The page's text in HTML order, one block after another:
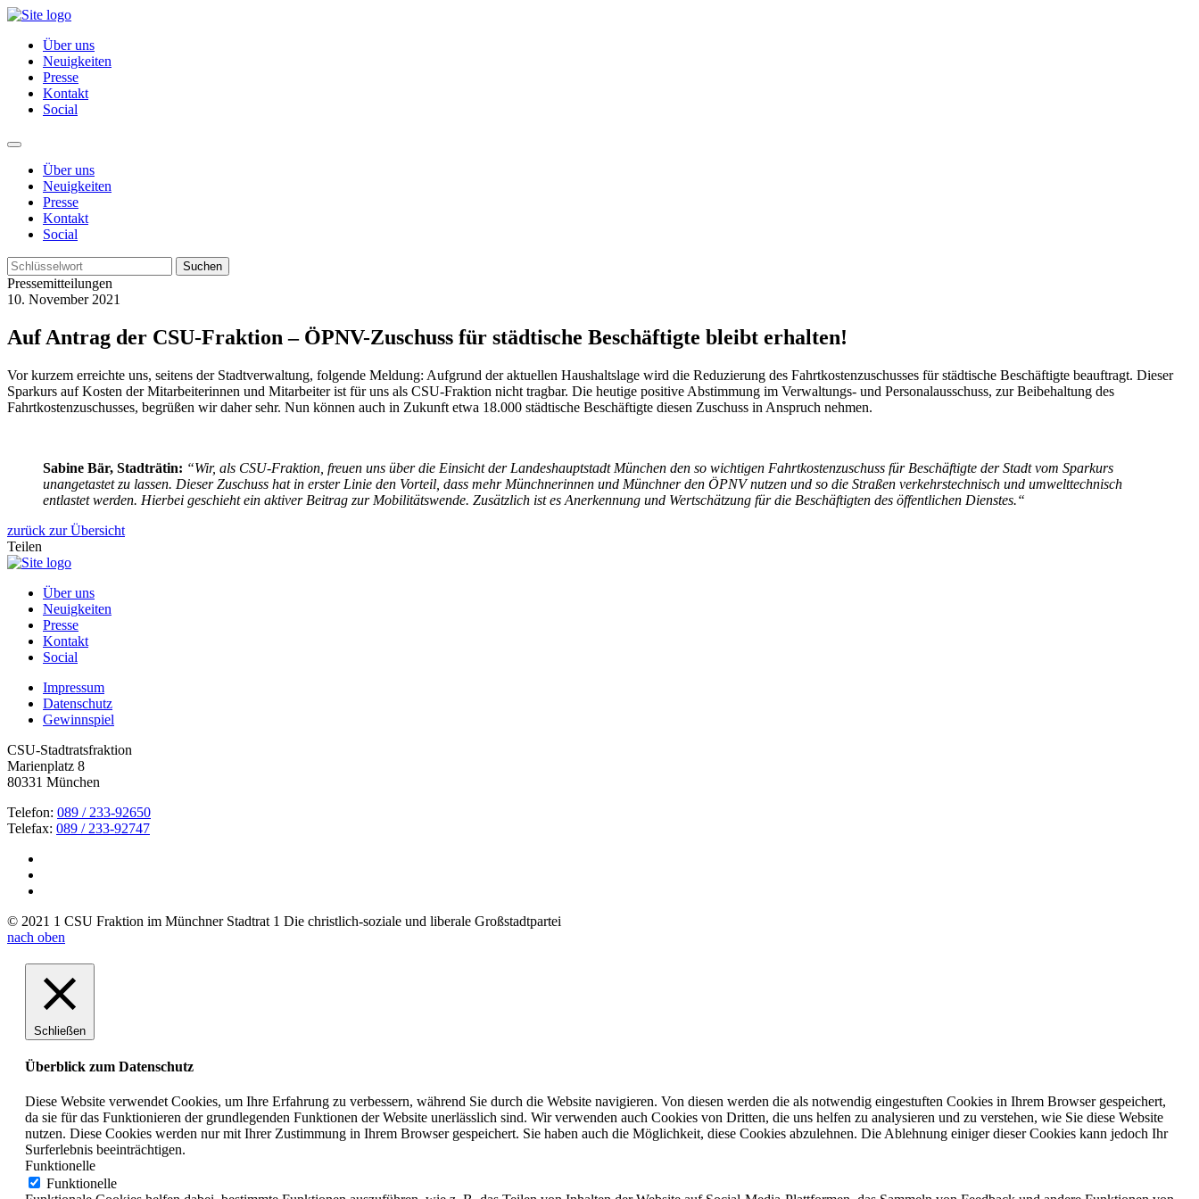
Über uns
Neuigkeiten
Presse
Kontakt
Social
Über uns
Neuigkeiten
Presse
Kontakt
Social
Suchen
Pressemitteilungen
10. November 2021
Auf Antrag der CSU-Fraktion – ÖPNV-Zuschuss für städtische Beschäftigte bleibt erhalten!
Vor kurzem erreichte uns, seitens der Stadtverwaltung, folgende Meldung: Aufgrund der aktuellen Haushaltslage wird die Reduzierung des Fahrtkostenzuschusses für städtische Beschäftigte beauftragt. Dieser
Sparkurs auf Kosten der Mitarbeiterinnen und Mitarbeiter ist für uns als CSU-Fraktion nicht tragbar. Die heutige positive Abstimmung im Verwaltungs- und Personalausschuss, zur Beibehaltung des
Fahrtkostenzuschusses, begrüßen wir daher sehr. Nun können auch in Zukunft etwa 18.000 städtische Beschäftigte diesen Zuschuss in Anspruch nehmen.
Sabine Bär, Stadträtin: “Wir, als CSU-Fraktion, freuen uns über die Einsicht der Landeshauptstadt München den so wichtigen Fahrtkostenzuschuss für Beschäftigte der Stadt vom Sparkurs
unangetastet zu lassen. Dieser Zuschuss hat in erster Linie den Vorteil, dass mehr Münchnerinnen und Münchner den ÖPNV nutzen und so die Straßen verkehrstechnisch und umwelttechnisch
entlastet werden. Hierbei geschieht ein aktiver Beitrag zur Mobilitätswende. Zusätzlich ist es Anerkennung und Wertschätzung für die Beschäftigten des öffentlichen Dienstes.“
zurück zur Übersicht
Teilen
Über uns
Neuigkeiten
Presse
Kontakt
Social
Impressum
Datenschutz
Gewinnspiel
CSU-Stadtratsfraktion
Marienplatz 8
80331 München
Telefon: 089 / 233-92650
Telefax: 089 / 233-92747
© 2021 1 CSU Fraktion im Münchner Stadtrat 1 Die christlich-soziale und liberale Großstadtpartei
nach oben
Schließen
Überblick zum Datenschutz
Diese Website verwendet Cookies, um Ihre Erfahrung zu verbessern, während Sie durch die Website navigieren. Von diesen werden die als notwendig eingestuften Cookies in Ihrem Browser gespeichert,
da sie für das Funktionieren der grundlegenden Funktionen der Website unerlässlich sind. Wir verwenden auch Cookies von Dritten, die uns helfen zu analysieren und zu verstehen, wie Sie diese Website
nutzen. Diese Cookies werden nur mit Ihrer Zustimmung in Ihrem Browser gespeichert. Sie haben auch die Möglichkeit, diese Cookies abzulehnen. Die Ablehnung einiger dieser Cookies kann jedoch Ihr
Surferlebnis beeinträchtigen.
Funktionelle
Funktionelle